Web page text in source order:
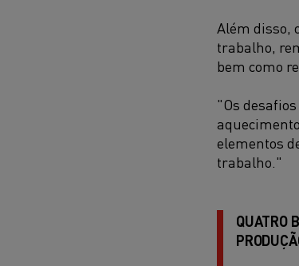
Além disso,
trabalho,
bem como
"Os
elementos
trabalho."
QUATRO